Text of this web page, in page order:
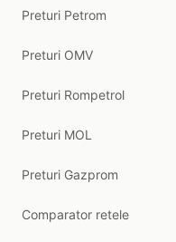
Preturi Petrom
Preturi OMV
Preturi Rompetrol
Preturi MOL
Preturi Gazprom
Comparator retele